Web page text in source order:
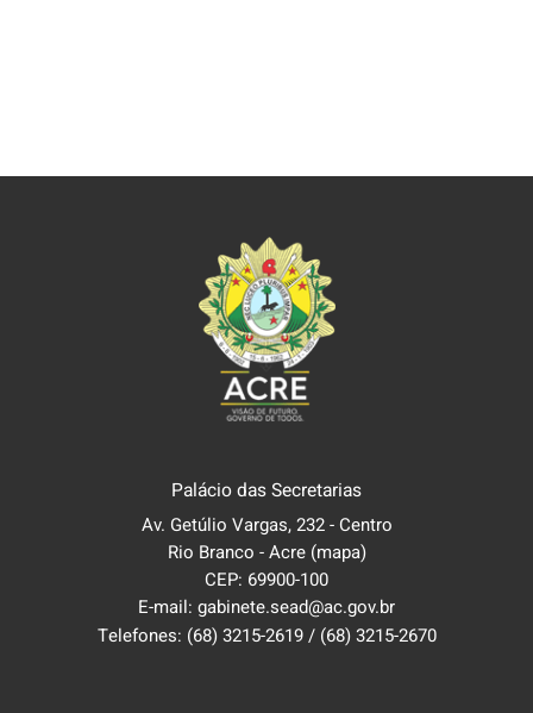
Palácio das Secretarias
Av. Getúlio Vargas, 232 - Centro
Rio Branco - Acre (mapa)
CEP: 69900-100
E-mail: gabinete.sead@ac.gov.br
Telefones: (68) 3215-2619/ (68) 3215-2670